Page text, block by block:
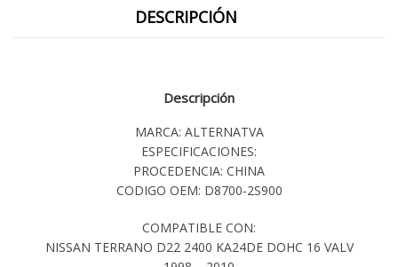
DESCRIPCIÓN
Descripción
MARCA: ALTERNATVA
ESPECIFICACIONES:
PROCEDENCIA: CHINA
CODIGO OEM: D8700-2S900
COMPATIBLE CON:
NISSAN TERRANO D22 2400 KA24DE DOHC 16 VALV